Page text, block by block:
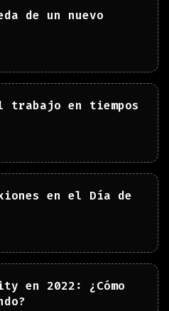
de un nuevo
en tiempos
en el Día de
en 2022: ¿Cómo